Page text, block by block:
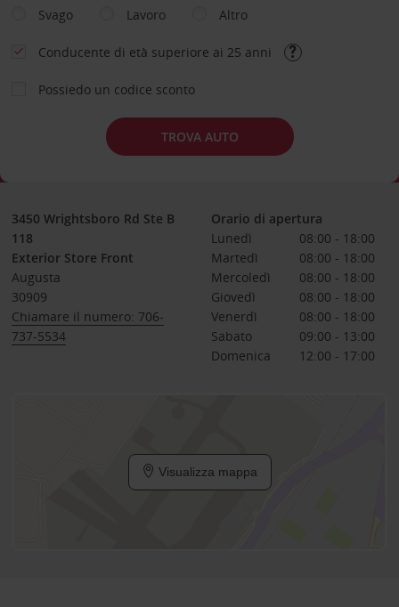
Svago
Lavoro Altro
Conducente di età superiore ai 25 anni
Possiedo un codice sconto
TROVA AUTO
3450 Wrightsboro Rd Ste B
118
Exterior Store Front
Augusta
30909
Chiamare il numero: 706-
737-5534
Orario di apertura
Lunedì
08:00 - 18:00
Martedì
08:00 - 18:00
Mercoledì
08:00 - 18:00
Giovedì
08:00 - 18:00
Venerdì
08:00 - 18:00
Sabato
09:00 - 13:00
Domenica
12:00 - 17:00
Visualizza mappa